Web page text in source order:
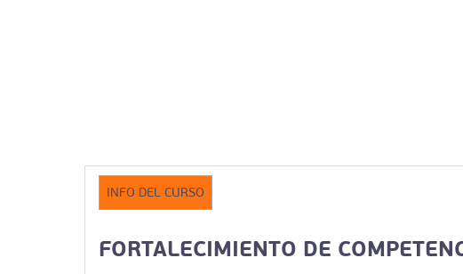
INFO DEL CURSO
FORTALECIMIENTO DE